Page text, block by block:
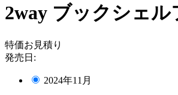
2way ブックシェル
特価お見積り
発売日:
2024年11月